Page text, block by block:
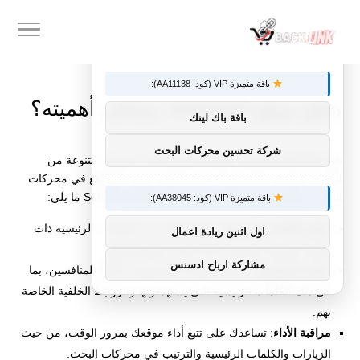
ماهو موقع semrush، وماهي أهميته؟
Semrush للمستخدمين إمكانية الوصول إلى مجموعة متنوعة من
الأدوات والميزات التي تساعد في تحسين ترتيب المواقع في محركات
البحث، وتتضمن بعض الخصائص الرئيسية لأداة Semrush ما يلي:
تحليل الكلمات الرئيسية
: يمكنك البحث عن الكلمات الرئيسية ذات
الصلة بموقعك ومعرفة حجم البحث عنها وتنافسها.
تحليل المنافسين
: يمكنك معرفة استراتيجيات SEO للمنافسين، بما
في ذلك الكلمات الرئيسية التي يستهدفونها والروابط الخلفية الخاصة
بهم.
مراقبة الأداء: تساعدك على تتبع أداء موقعك بمرور الوقت، من حيث
الزيارات والكلمات الرئيسية والترتيب في محركات البحث.
توصيات :
باقة متميزة VIP (كود: AA11138):
باقة باك لينك
شركة تحسين محركات البحث
باقة متميزة VIP (كود: AA38045):
اول اثنين ريادة اعمال
مشاركة ارباح ادسنس